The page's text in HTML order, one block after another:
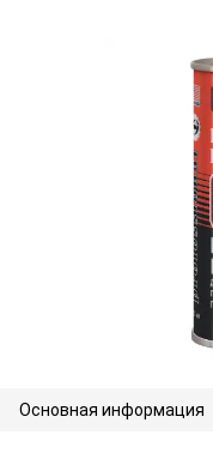
Основная информация